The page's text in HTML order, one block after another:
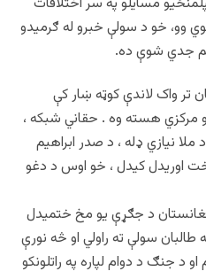
وو، خو د سولې خبرو له ګرمیدو
هم جدي شوې ده.
تر واک لاندې کوټه ښار کې
مرکزي هسته وه . حقاني شبکه ،
ملا نیازي ډله ، د صدر ابراهیم
اوریدل کیدل ، خو اوس د دغو
د جګړې یو مخ ختمیدل
طالبان سولې ته راولي او څه نورې
د جنګ د دوام لپاره په راتلونکو